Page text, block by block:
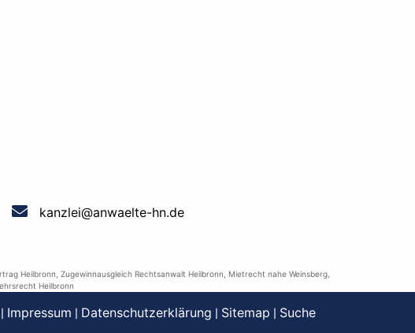
kanzlei@anwaelte-hn.de
Heilbronn Zugewinnausgleich Rechtsanwalt Heilbronn Mietrecht nahe Weinsberg,
Heilbronn
| Impressum | Datenschutzerklärung | Sitemap | Suche